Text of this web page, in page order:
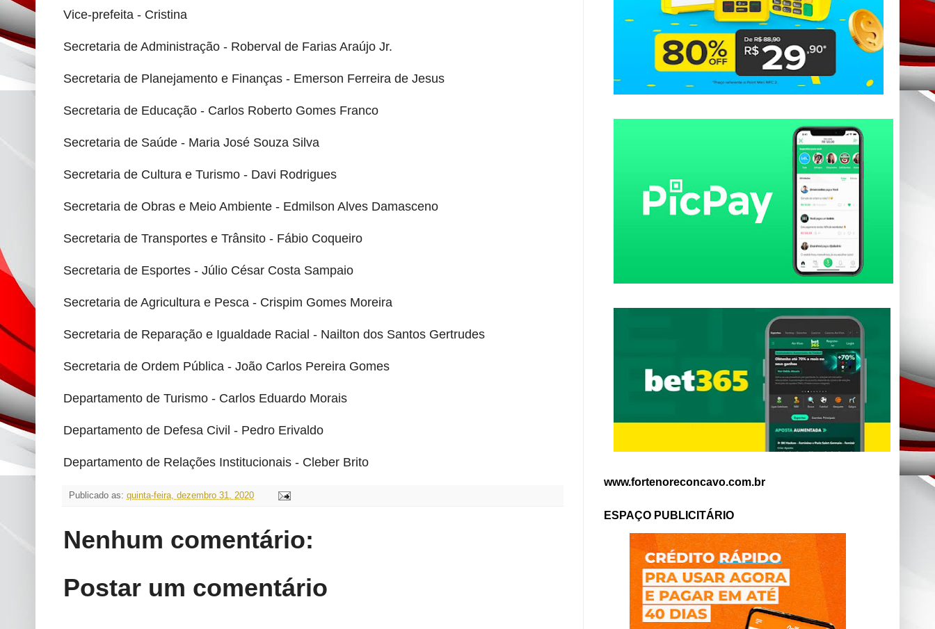
Vice-prefeita - Cristina
Secretaria de Administração - Roberval de Farias Araújo Jr.
Secretaria de Planejamento e Finanças - Emerson Ferreira de Jesus
Secretaria de Educação - Carlos Roberto Gomes Franco
Secretaria de Saúde - Maria José Souza Silva
Secretaria de Cultura e Turismo - Davi Rodrigues
Secretaria de Obras e Meio Ambiente - Edmilson Alves Damasceno
Secretaria de Transportes e Trânsito - Fábio Coqueiro
Secretaria de Esportes - Júlio César Costa Sampaio
Secretaria de Agricultura e Pesca - Crispim Gomes Moreira
Secretaria de Reparação e Igualdade Racial - Nailton dos Santos Gertrudes
Secretaria de Ordem Pública - João Carlos Pereira Gomes
Departamento de Turismo - Carlos Eduardo Morais
Departamento de Defesa Civil - Pedro Erivaldo
Departamento de Relações Institucionais - Cleber Brito
Publicado as: quinta-feira, dezembro 31, 2020
Nenhum comentário:
Postar um comentário
www.fortenoreconcavo.com.br
ESPAÇO PUBLICITÁRIO